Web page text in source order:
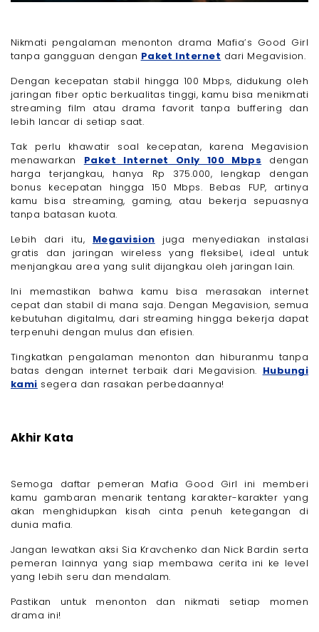
Nikmati pengalaman menonton drama Mafia’s Good Girl
tanpa gangguan dengan Paket Internet dari Megavision.
Dengan kecepatan stabil hingga 100 Mbps, didukung oleh
jaringan fiber optic berkualitas tinggi, kamu bisa menikmati
streaming film atau drama favorit tanpa buffering dan
lebih lancar di setiap saat.
Tak perlu khawatir soal kecepatan, karena Megavision
menawarkan Paket Internet Only 100 Mbps dengan
harga terjangkau, hanya Rp 375.000, lengkap dengan
bonus kecepatan hingga 150 Mbps. Bebas FUP, artinya
kamu bisa streaming, gaming, atau bekerja sepuasnya
tanpa batasan kuota.
Lebih dari itu, Megavision juga menyediakan instalasi
gratis dan jaringan wireless yang fleksibel, ideal untuk
menjangkau area yang sulit dijangkau oleh jaringan lain.
Ini memastikan bahwa kamu bisa merasakan internet
cepat dan stabil di mana saja. Dengan Megavision, semua
kebutuhan digitalmu, dari streaming hingga bekerja dapat
terpenuhi dengan mulus dan efisien.
Tingkatkan pengalaman menonton dan hiburanmu tanpa
batas dengan internet terbaik dari Megavision. Hubungi
kami segera dan rasakan perbedaannya!
Akhir Kata
Semoga daftar pemeran Mafia Good Girl ini memberi
kamu gambaran menarik tentang karakter-karakter yang
akan menghidupkan kisah cinta penuh ketegangan di
dunia mafia.
Jangan lewatkan aksi Sia Kravchenko dan Nick Bardin serta
pemeran lainnya yang siap membawa cerita ini ke level
yang lebih seru dan mendalam.
Pastikan untuk menonton dan nikmati setiap momen
drama ini!